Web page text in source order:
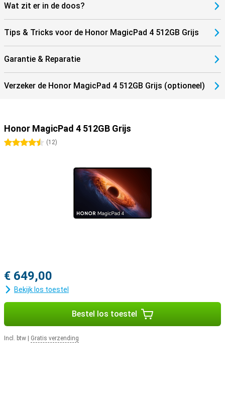
De Honor MagicPad 4 ondersteunt WiFi 7 en Bluetooth 6.0,
waardoor je profiteert van snelle en stabiele verbindingen. Stream
zoals oordopjes of een toetsenbord. Dankzij USB-C en moderne
draadloze technologieën blijf je flexibel in gebruik. Zo haal je het
Wat zit er in de doos?
Tips & Tricks voor de Honor MagicPad 4 512GB Grijs
Garantie & Reparatie
Verzeker de Honor MagicPad 4 512GB Grijs (optioneel)
Honor MagicPad 4 512GB Grijs
4.5 sterren
(12)
€ 649,00
Bekijk los toestel
Bestel los toestel
Incl. btw Gratis verzending